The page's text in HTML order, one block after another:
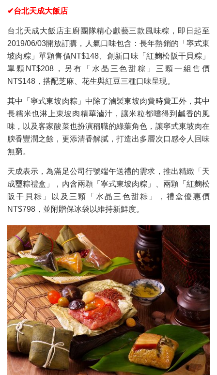
✔台北天成大飯店
台北天成大飯店主廚團隊精心獻藝三款風味粽，即日起至
2019/06/03開放訂購，人氣口味包含：長年熱銷的「寧式東
坡肉粽」單顆售價NT$148、創新口味「紅麴松阪干貝粽」
單顆NT$208，另有「水晶三色甜粽」三顆一組售價
NT$148，搭配芝麻、花生與紅豆三種口味呈現。
其中「寧式東坡肉粽」中除了滷製東坡肉費時費工外，其中
長糯米也淋上東坡肉精華滷汁，讓米粒都嚐得到鹹香的風
味，以及客家酸菜也扮演稱職的綠葉角色，讓寧式東坡肉在
腴香豐潤之餘，更添清香解膩，打造出多層次口感令人回味
無窮。
天成表示，為滿足公司行號端午送禮的需求，推出精緻「天
成璽粽禮盒」，內含兩顆「寧式東坡肉粽」、兩顆「紅麴松
阪干貝粽」以及三顆「水晶三色甜粽」，禮盒優惠價
NT$798，並附贈保冰袋以維持新鮮度。